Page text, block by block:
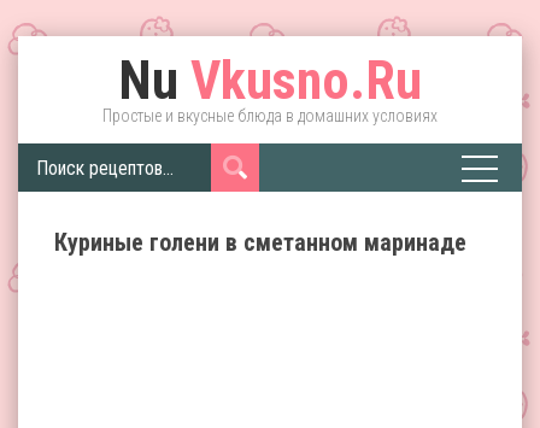
Nu Vkusno.Ru
Простые и вкусные блюда в домашних условиях
Куриные голени в сметанном маринаде